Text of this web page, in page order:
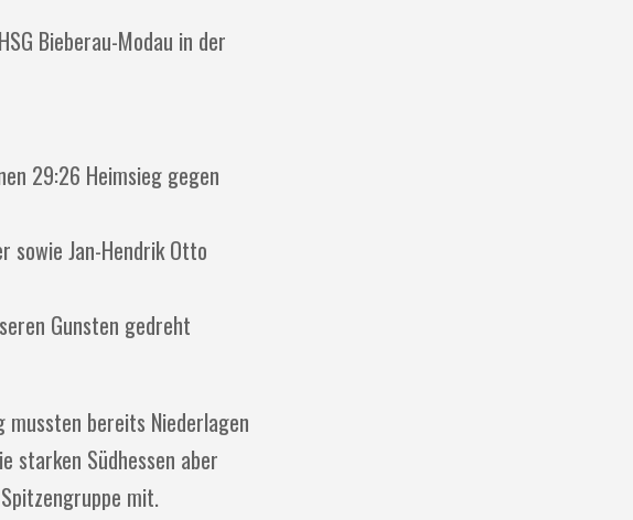
Bieberau-Modau in der
29:26 Heimsieg gegen
sowie Jan-Hendrik Otto
Gunsten gedreht
bereits Niederlagen
starken Südhessen aber
mit.